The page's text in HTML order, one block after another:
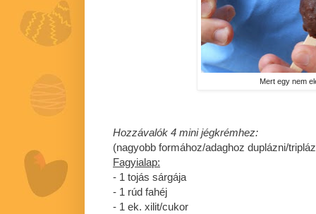
Mert egy nem
Hozzávalók 4 mini jégkrémhez:
(nagyobb formához/adaghoz duplázni/
Fagyialap:
- 1 tojás sárgája
- 1 rúd fahéj
- 1 ek. xilit/cukor